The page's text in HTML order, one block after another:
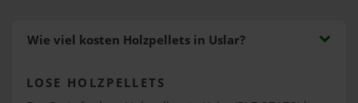
Wie viel kosten Holzpellets in Uslar?
LOSE HOLZPELLETS